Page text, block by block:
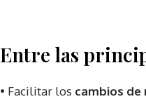
Entre las
• Facilitar los cambios